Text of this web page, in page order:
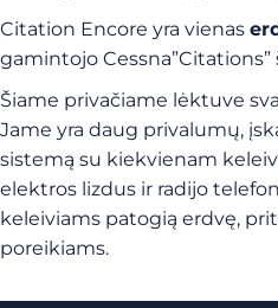
Citation Encore yra vienas
gamintojo Cessna”Citations”
Šiame privačiame lėktuve
Jame yra daug privalumų,
sistemą su kiekvienam
elektros lizdus ir radijo
keleiviams patogią erdvę,
poreikiams.